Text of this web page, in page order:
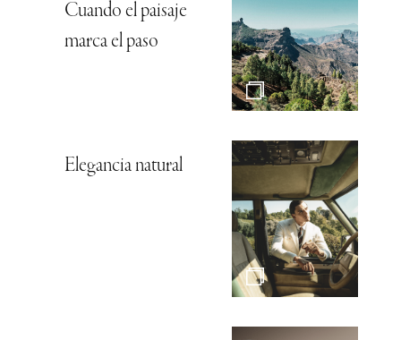
Cuando el paisaje
marca el paso
Elegancia natural